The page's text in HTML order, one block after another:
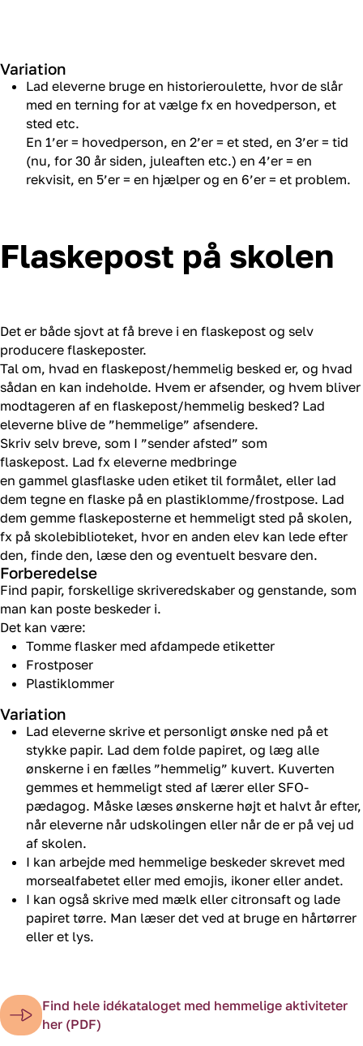
Variation
Lad eleverne bruge en historieroulette, hvor de slår
med en terning for at vælge fx en hovedperson, et
sted etc.
En 1’er = hovedperson, en 2’er = et sted, en 3’er = tid
(nu, for 30 år siden, juleaften etc.) en 4’er = en
rekvisit, en 5’er = en hjælper og en 6’er = et problem.
Flaskepost på skolen
Det er både sjovt at få breve i en flaskepost og selv
producere flaskeposter.
Tal om, hvad en flaskepost/hemmelig besked er, og hvad
sådan en kan indeholde. Hvem er afsender, og hvem bliver
modtageren af en flaskepost/hemmelig besked? Lad
eleverne blive de ”hemmelige” afsendere.
Skriv selv breve, som I ”sender afsted” som
flaskepost. Lad fx eleverne medbringe
en gammel glasflaske uden etiket til formålet, eller lad
dem tegne en flaske på en plastiklomme/frostpose. Lad
dem gemme flaskeposterne et hemmeligt sted på skolen,
fx på skolebiblioteket, hvor en anden elev kan lede efter
den, finde den, læse den og eventuelt besvare den.
Forberedelse
Find papir, forskellige skriveredskaber og genstande, som
man kan poste beskeder i.
Det kan være:
Tomme flasker med afdampede etiketter
Frostposer
Plastiklommer
Variation
Lad eleverne skrive et personligt ønske ned på et
stykke papir. Lad dem folde papiret, og læg alle
ønskerne i en fælles ”hemmelig” kuvert. Kuverten
gemmes et hemmeligt sted af lærer eller SFO-
pædagog. Måske læses ønskerne højt et halvt år efter,
når eleverne når udskolingen eller når de er på vej ud
af skolen.
I kan arbejde med hemmelige beskeder skrevet med
morsealfabetet eller med emojis, ikoner eller andet.
I kan også skrive med mælk eller citronsaft og lade
papiret tørre. Man læser det ved at bruge en hårtørrer
eller et lys.
Find hele idékataloget med hemmelige aktiviteter
her (PDF)